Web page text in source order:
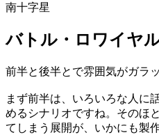
南十字星
バトル・ロワイヤ
前半と後半とで雰囲気がガラ
まず前半は、いろいろな人に
めるシナリオですね。そのほ
てしまう展開が、いかにも製